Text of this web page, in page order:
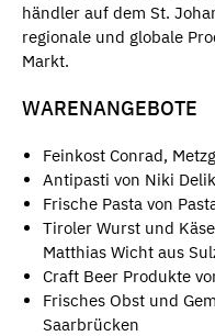
händler auf dem St.
regionale und globale
Markt.
WARENANGEBOTE
Feinkost Conrad,
Antipasti von Niki
Frische Pasta von
Tiroler Wurst und
Matthias Wicht aus
Craft Beer Produkte
Frisches Obst und
Saarbrücken